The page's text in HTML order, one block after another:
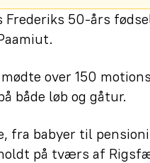
50-års
over 150
både løb og gåtur.
fra babyer til
på tværs af